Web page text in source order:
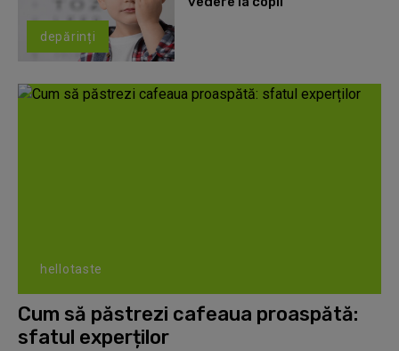
depărinți
hellotaste
Cum să păstrezi cafeaua proaspătă:
sfatul experților